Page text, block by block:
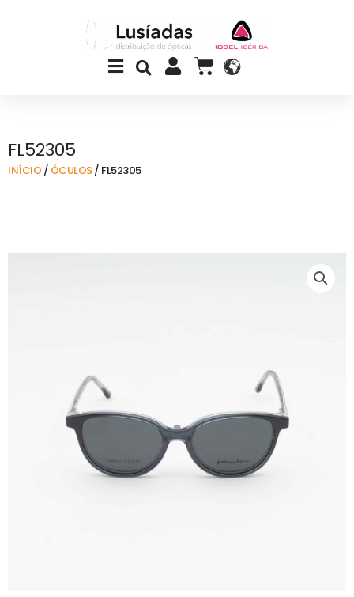
Main
Menu
CART
FL52305
INÍCIO / ÓCULOS/ FL52305